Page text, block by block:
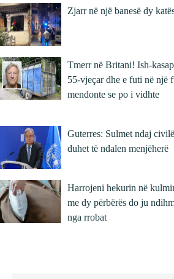
Zjarr në një banesë dy
Tmerr në Britani! Ish-
55-vjeçar dhe e futi në një
mendonte se po i vidhte
Guterres: Sulmet ndaj
duhet të ndalen menjëherë
Harrojeni hekurin në
me dy përbërës do ju
nga rrobat